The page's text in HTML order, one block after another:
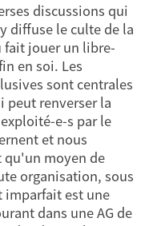
discussions qui
diffuse le culte de la
fait jouer un libre-
en soi. Les
sont centrales
peut renverser la
e-s par le
et nous
qu'un moyen de
organisation, sous
imparfait est une
dans une AG de